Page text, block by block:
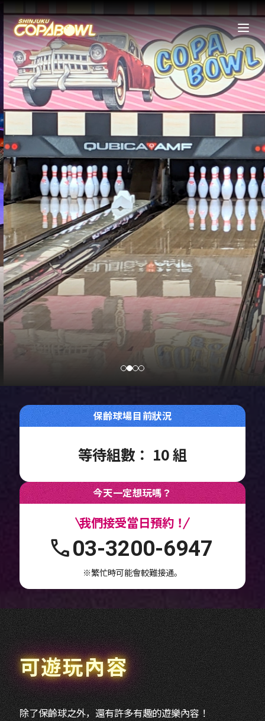
保齡球場目前狀況
等待組數： 10組
今天一定想玩嗎？
我們接受當日預約！
03-3200-6947
※繁忙時可能會較難接通。
可遊玩內容
除了保齡球之外，還有許多有趣的遊樂內容！